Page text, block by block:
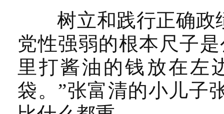
树立和践行正确政
党性强弱的根本尺子
里打酱油的钱放在左
袋。”张富清的小儿子